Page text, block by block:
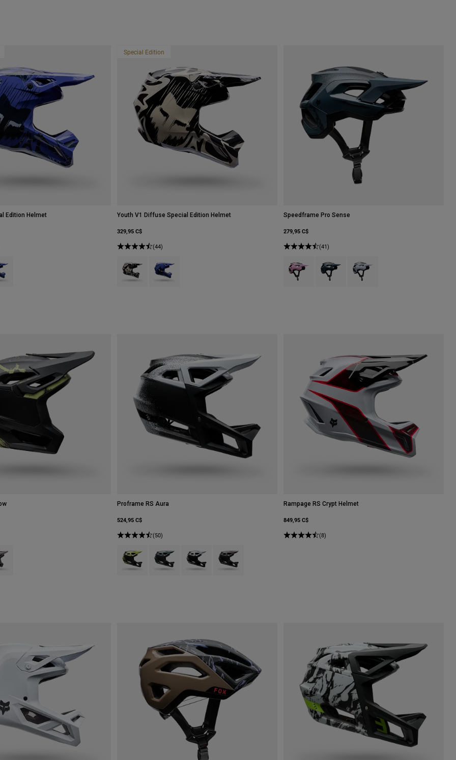
Edition Helmet
of Noir.
swatch type of Pur Dove.
Special Edition
Youth V1 Diffuse Special Edition Helmet
329,95 C$
(44)
Product swatch type of Noir.
Product swatch type of Pur Dove.
Speedframe Pro Sense
279,95 C$
(41)
Product swatch type of Rose barbe à papa.
Product swatch type of Glxy Blu.
Product swatch type of Blanc.
of Noir.
swatch type of Purple Dusk.
Proframe RS Aura
524,95 C$
(50)
Product swatch type of Vert citron.
Product swatch type of Vert sauge.
Product swatch type of Blanc.
Product swatch type of Purple Dusk.
Rampage RS Crypt Helmet
849,95 C$
(8)